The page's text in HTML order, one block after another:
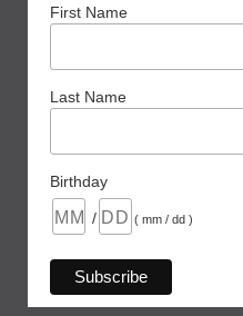
First Name
Last Name
Birthday
/ ( mm / dd )